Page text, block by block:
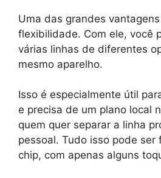
Uma das grandes
flexibilidade. Com ele, você
várias linhas de diferentes
mesmo aparelho.
Isso é especialmente útil
e precisa de um plano local
quem quer separar a linha
pessoal. Tudo isso pode ser
chip, com apenas alguns